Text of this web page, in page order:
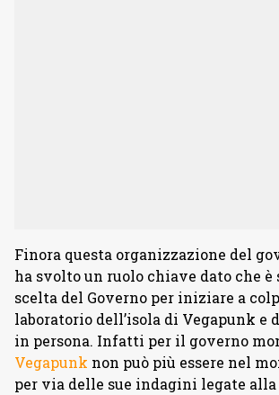
Finora questa organizzazione del
ha svolto un ruolo chiave dato che
scelta del Governo per iniziare a
laboratorio dell’isola di Vegapunk e
in persona. Infatti per il governo
Vegapunk non può più essere nel
per via delle sue indagini legate